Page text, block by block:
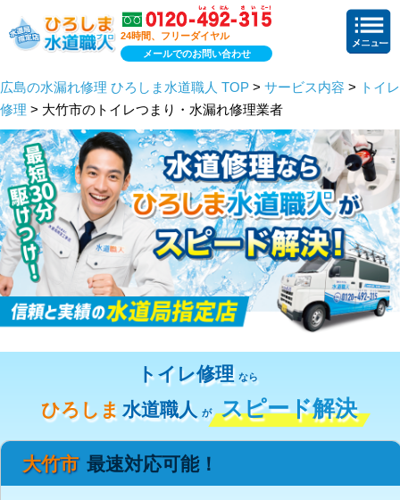
24時間、フリーダイヤル
メールでのお問い合わせ
広島の水漏れ修理 ひろしま水道職人 TOP > サービス内容 > トイレ
修理 > 大竹市のトイレつまり・水漏れ修理業者
トイレ修理 なら
ひろしま 水道職人 が スピード解決
大竹市 最速対応可能！